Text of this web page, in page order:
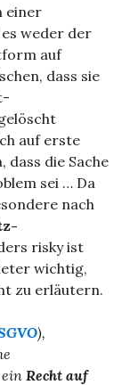
einer
weder der
auf
dass sie
auf erste
dass die Sache
sei … Da
nach
risky ist
wichtig,
zu erläutern.
),
ein Recht auf